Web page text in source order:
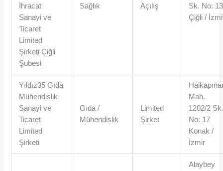
İhracat
Sanayi ve
Ticaret
Limited
Şirketi Çiğli
Şubesi
Sağlık
Açılış
Sk. No:
Çiğli /
Yıldız35 Gıda
Mühendislik
Sanayi ve
Ticaret
Limited
Şirketi
Gıda /
Mühendislik
Limited
Şirket
Mah.
1202/2
No: 17
Konak /
İzmir
Alaybey